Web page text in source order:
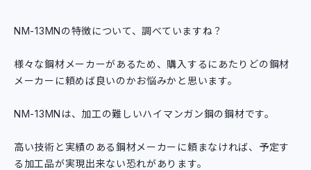
NM-13MNの特徴について、調べていますね？
様々な鋼材メーカーがあるため、購入するにあたりどの鋼材
メーカーに頼めば良いのかお悩みかと思います。
NM-13MNは、加工の難しいハイマンガン鋼の鋼材です。
高い技術と実績のある鋼材メーカーに頼まなければ、予定す
る加工品が実現出来ない恐れがあります。